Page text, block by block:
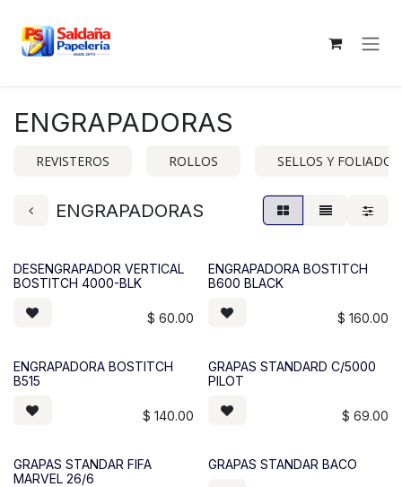
ENGRAPADORAS
REVISTEROS ROLLOS SELLOS Y
ENGRAPADORAS
DESENGRAPADOR VERTICAL
BOSTITCH 4000-BLK
$ 60.00
ENGRAPADORA BOSTITCH
B600 BLACK
$ 160.00
ENGRAPADORA BOSTITCH
B515
$ 140.00
GRAPAS STANDARD C/5000
PILOT
$ 69.00
GRAPAS STANDAR FIFA
MARVEL 26/6
GRAPAS STANDAR BACO